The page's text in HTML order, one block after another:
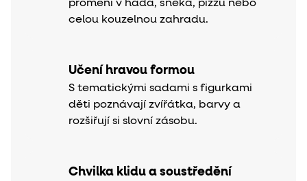
promění v hada, šneka, pizzu nebo
celou kouzelnou zahradu.
Učení hravou formou
S tematickými sadami s figurkami
děti poznávají zvířátka, barvy a
rozšiřují si slovní zásobu.
Chvilka klidu a soustředění